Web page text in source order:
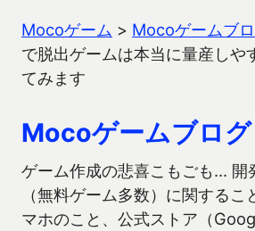
Mocoゲーム > Mocoゲームブ
で脱出ゲームは本当に量産しや
てみます
Mocoゲームブログ
ゲーム作成の悲喜こもごも… 開
（無料ゲーム多数）に関するこ
マホのこと、公式ストア（